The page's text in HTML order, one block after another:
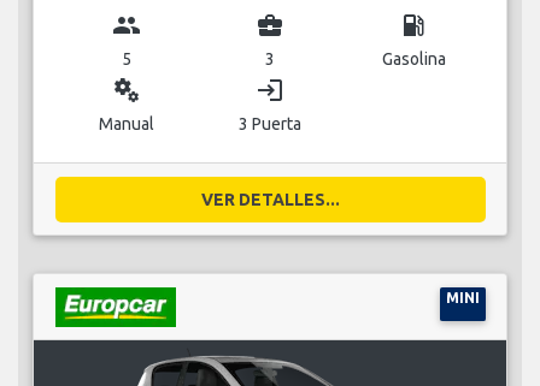
group
5
business_center
3
local_gas_station
Gasolina
miscellaneous_services
Manual
login
3 Puerta
VER DETALLES...
MINI